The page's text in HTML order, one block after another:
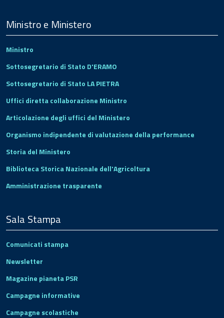
Footer
Ministro e Ministero
Ministro
Sottosegretario di Stato D'ERAMO
Sottosegretario di Stato LA PIETRA
Uffici diretta collaborazione Ministro
Articolazione degli uffici del Ministero
Organismo indipendente di valutazione della performance
Storia del Ministero
Biblioteca Storica Nazionale dell'Agricoltura
Amministrazione trasparente
Sala Stampa
Comunicati stampa
Newsletter
Magazine pianeta PSR
Campagne informative
Campagne scolastiche